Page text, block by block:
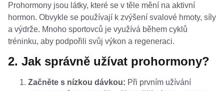
Prohormony jsou látky, které se v těle mění na aktivní
hormon. Obvykle se používají k zvýšení svalové hmoty, síly
a výdrže. Mnoho sportovců je využívá během cyklů
tréninku, aby podpořili svůj výkon a regeneraci.
2. Jak správně užívat prohormony?
Začněte s nízkou dávkou: Při prvním užívání